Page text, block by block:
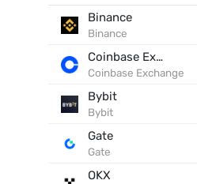
Binance
Binance
Coinbase Exchange
Coinbase Exchange
Bybit
Bybit
Gate
Gate
OKX